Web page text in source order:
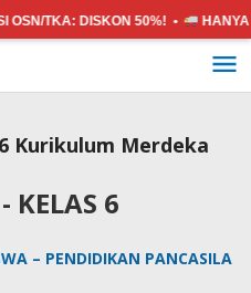
OSN/TKA:DISKON 50%! • HANYA
Kurikulum Merdeka
6
– PENDIDIKAN PANCASILA